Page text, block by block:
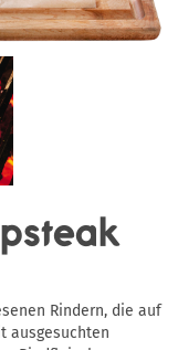
Rindern, die auf
ausgesuchten